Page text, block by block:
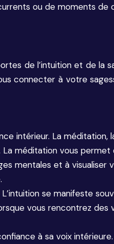
ou de moments
de l’intuition et de la
connecter à votre
intérieur. La
méditation vous
mentales et à
se manifeste
vous rencontrez
à sa voix